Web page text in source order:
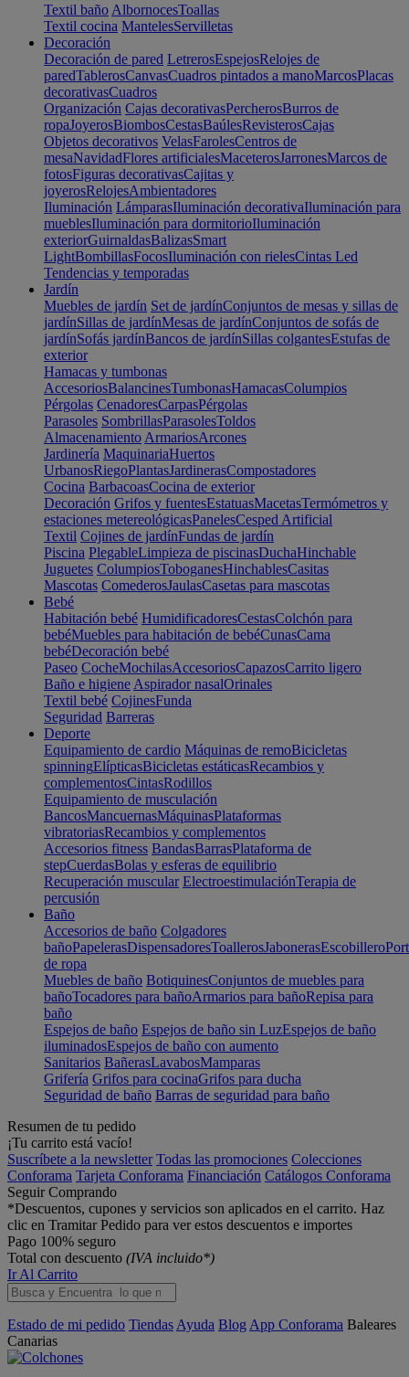
Textil baño AlbornocesToallas
Textil cocina MantelesServilletas
Decoración
Decoración de pared LetrerosEspejosRelojes de
paredTablerosCanvasCuadros pintados a manoMarcosPlacas
decorativasCuadros
Organización Cajas decorativasPercherosBurros de
ropaJoyerosBiombosCestasBaúlesRevisterosCajas
Objetos decorativos VelasFarolesCentros de
mesaNavidadFlores artificialesMaceterosJarronesMarcos de
fotosFiguras decorativasCajitas y
joyerosRelojesAmbientadores
Iluminación LámparasIluminación decorativaIluminación para
mueblesIluminación para dormitorioIluminación
exteriorGuirnaldasBalizasSmart
LightBombillasFocosIluminación con rielesCintas Led
Tendencias y temporadas
Jardín
Muebles de jardín Set de jardínConjuntos de mesas y sillas de
jardínSillas de jardínMesas de jardínConjuntos de sofás de
jardínSofás jardínBancos de jardínSillas colgantesEstufas de
exterior
Hamacas y tumbonas
AccesoriosBalancinesTumbonasHamacasColumpios
Pérgolas CenadoresCarpasPérgolas
Parasoles SombrillasParasolesToldos
Almacenamiento ArmariosArcones
Jardinería MaquinariaHuertos
UrbanosRiegoPlantasJardinerasCompostadores
Cocina BarbacoasCocina de exterior
Decoración Grifos y fuentesEstatuasMacetasTermómetros y
estaciones metereológicasPanelesCesped Artificial
Textil Cojines de jardínFundas de jardín
Piscina PlegableLimpieza de piscinasDuchaHinchable
Juguetes ColumpiosToboganesHinchablesCasitas
Mascotas ComederosJaulasCasetas para mascotas
Bebé
Habitación bebé HumidificadoresCestasColchón para
bebéMuebles para habitación de bebéCunasCama
bebéDecoración bebé
Paseo CocheMochilasAccesoriosCapazosCarrito ligero
Baño e higiene Aspirador nasalOrinales
Textil bebé CojinesFunda
Seguridad Barreras
Deporte
Equipamiento de cardio Máquinas de remoBicicletas
spinningElípticasBicicletas estáticasRecambios y
complementosCintasRodillos
Equipamiento de musculación
BancosMancuernasMáquinasPlataformas
vibratoriasRecambios y complementos
Accesorios fitness BandasBarrasPlataforma de
stepCuerdasBolas y esferas de equilibrio
Recuperación muscular ElectroestimulaciónTerapia de
percusión
Baño
Accesorios de baño Colgadores
bañoPapelerasDispensadoresToallerosJabonerasEscobillero
de ropa
Muebles de baño BotiquinesConjuntos de muebles para
bañoTocadores para bañoArmarios para bañoRepisa para
baño
Espejos de baño Espejos de baño sin LuzEspejos de baño
iluminadosEspejos de baño con aumento
Sanitarios BañerasLavabosMamparas
Grifería Grifos para cocinaGrifos para ducha
Seguridad de baño Barras de seguridad para baño
Resumen de tu pedido
¡Tu carrito está vacío!
Suscríbete a la newsletter Todas las promociones Colecciones
Conforama Tarjeta Conforama Financiación Catálogos Conforama
Seguir Comprando
*Descuentos, cupones y servicios son aplicados en el carrito. Haz
clic en Tramitar Pedido para ver estos descuentos e importes
Pago 100% seguro
Total con descuento (IVA incluido*)
Ir Al Carrito
Estado de mi pedido Tiendas Ayuda Blog App Conforama Baleares
Canarias